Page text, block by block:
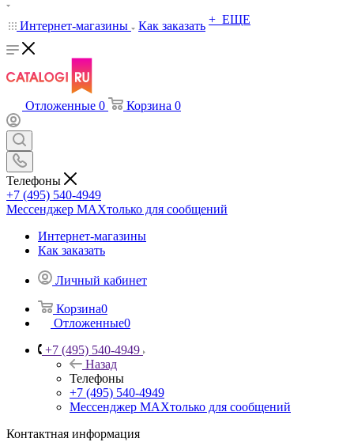
Интернет-магазины Как заказать + ЕЩЕ
Отложенные 0 Корзина 0
Телефоны
+7 (495) 540-4949
Мессенджер МАХтолько для сообщений
Интернет-магазины
Как заказать
Личный кабинет
Корзина0
Отложенные0
+7 (495) 540-4949
Назад
Телефоны
+7 (495) 540-4949
Мессенджер МАХтолько для сообщений
Контактная информация